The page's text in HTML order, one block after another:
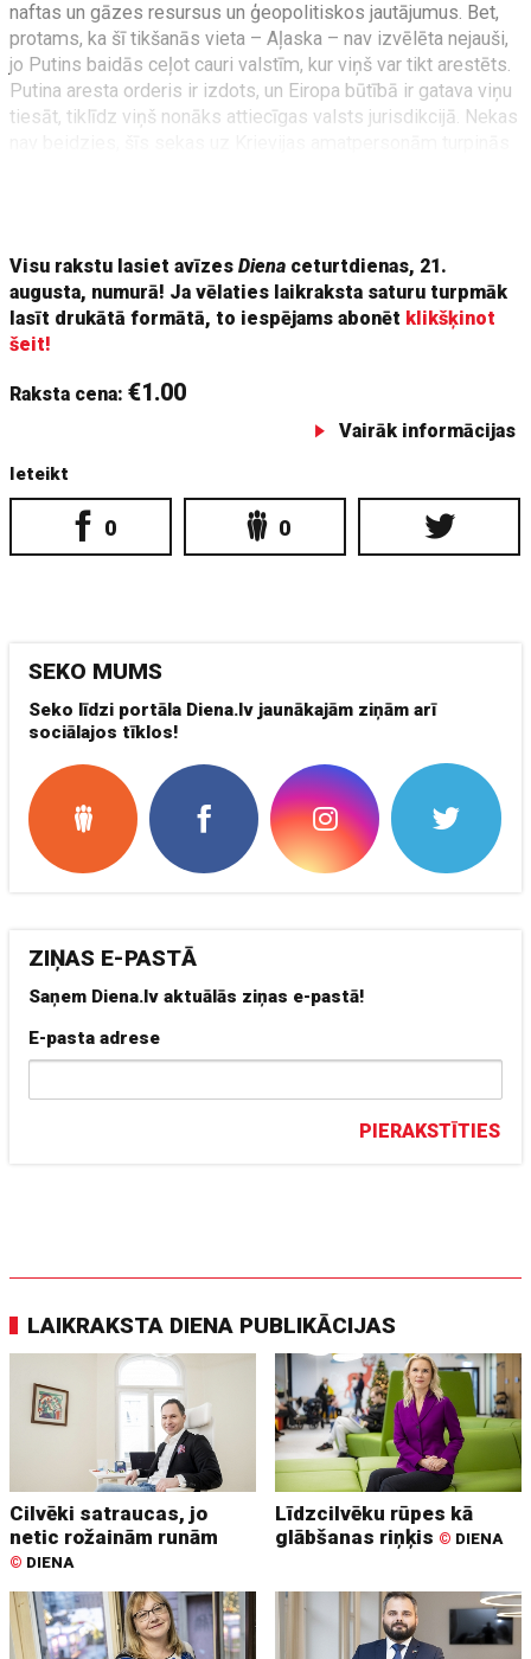
naftas un gāzes resursus un ģeopolitiskos jautājumus. Bet,
protams, ka šī tikšanās vieta – Aļaska – nav izvēlēta nejauši,
jo Putins baidās ceļot cauri valstīm, kur viņš var tikt arestēts.
Putina aresta orderis ir izdots, un Eiropa būtībā ir gatava viņu
tiesāt, tiklīdz viņš nonāks attiecīgas valsts jurisdikcijā. Nekas
Visu rakstu lasiet avīzesDiena ceturtdienas, 21.
augusta, numurā! Ja vēlaties laikraksta saturu turpmāk
lasīt drukātā formātā, to iespējams abonēt klikšķinot
šeit!
Raksta cena:€1.00
Vairāk informācijas
Ieteikt
0 0
SEKO MUMS
Seko līdzi portāla Diena.lv jaunākajām ziņām arī
sociālajos tīklos!
ZIŅAS E-PASTĀ
Saņem Diena.lv aktuālās ziņas e-pastā!
E-pasta adrese
PIERAKSTĪTIES
LAIKRAKSTA DIENA PUBLIKĀCIJAS
Cilvēki satraucas, jo
netic rožainām runām
© DIENA
Līdzcilvēku rūpes kā
glābšanas riņķis © DIENA